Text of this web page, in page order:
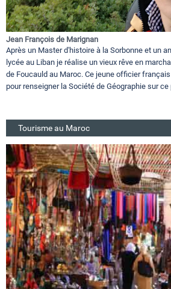
Jean François de Marignan
Après un Master d'histoire à la Sorbonne et un
lycée au Liban je réalise un vieux rêve en
de Foucauld au Maroc. Ce jeune officier
pour renseigner la Société de Géographie sur
Tourisme au Maroc